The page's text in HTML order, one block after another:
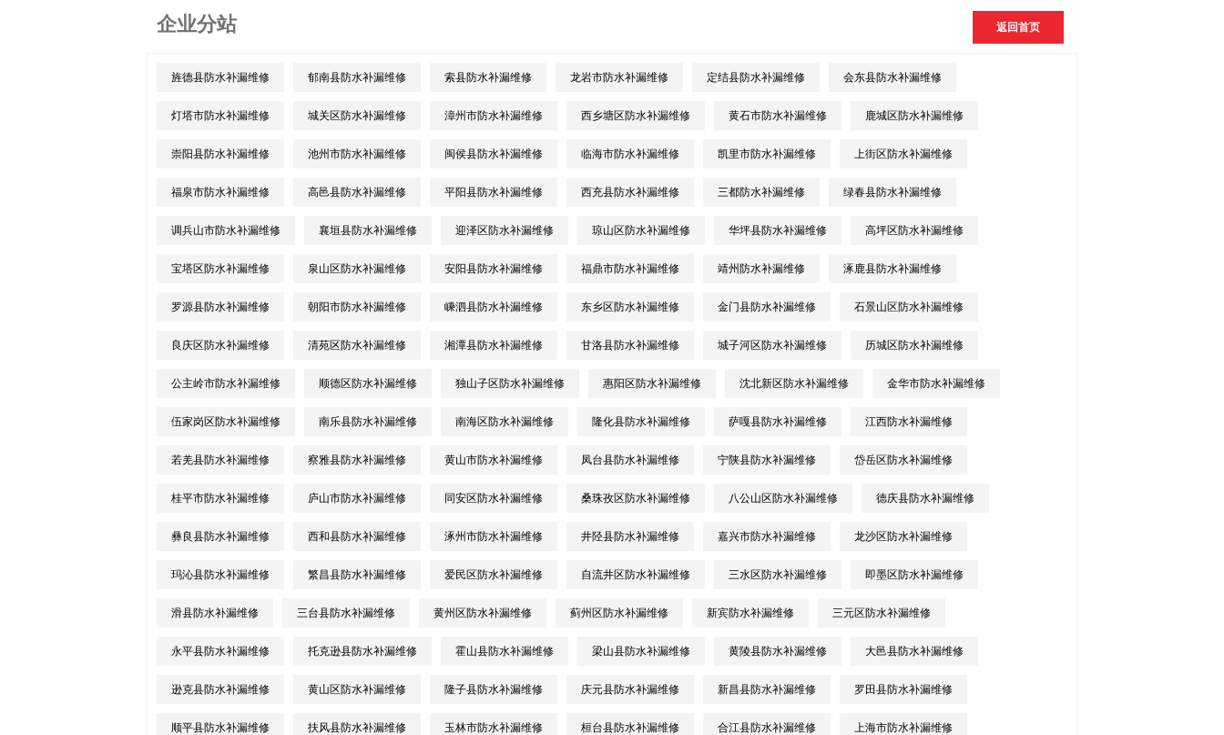
企业分站 返回首页
旌德县防水补漏维修 郁南县防水补漏维修 索县防水补漏维修 龙岩市防水补漏维修 定结县防水补漏维修 会东县防水补漏维修
灯塔市防水补漏维修 城关区防水补漏维修 漳州市防水补漏维修 西乡塘区防水补漏维修 黄石市防水补漏维修 鹿城区防水补漏维修
崇阳县防水补漏维修 池州市防水补漏维修 闽侯县防水补漏维修 临海市防水补漏维修 凯里市防水补漏维修 上街区防水补漏维修
福泉市防水补漏维修 高邑县防水补漏维修 平阳县防水补漏维修 西充县防水补漏维修 三都防水补漏维修 绿春县防水补漏维修
调兵山市防水补漏维修 襄垣县防水补漏维修 迎泽区防水补漏维修 琼山区防水补漏维修 华坪县防水补漏维修 高坪区防水补漏维修
宝塔区防水补漏维修 泉山区防水补漏维修 安阳县防水补漏维修 福鼎市防水补漏维修 靖州防水补漏维修 涿鹿县防水补漏维修
罗源县防水补漏维修 朝阳市防水补漏维修 嵊泗县防水补漏维修 东乡区防水补漏维修 金门县防水补漏维修 石景山区防水补漏维修
良庆区防水补漏维修 清苑区防水补漏维修 湘潭县防水补漏维修 甘洛县防水补漏维修 城子河区防水补漏维修 历城区防水补漏维修
公主岭市防水补漏维修 顺德区防水补漏维修 独山子区防水补漏维修 惠阳区防水补漏维修 沈北新区防水补漏维修 金华市防水补漏维修
伍家岗区防水补漏维修 南乐县防水补漏维修 南海区防水补漏维修 隆化县防水补漏维修 萨嘎县防水补漏维修 江西防水补漏维修
若羌县防水补漏维修 察雅县防水补漏维修 黄山市防水补漏维修 凤台县防水补漏维修 宁陕县防水补漏维修 岱岳区防水补漏维修
桂平市防水补漏维修 庐山市防水补漏维修 同安区防水补漏维修 桑珠孜区防水补漏维修 八公山区防水补漏维修 德庆县防水补漏维修
彝良县防水补漏维修 西和县防水补漏维修 涿州市防水补漏维修 井陉县防水补漏维修 嘉兴市防水补漏维修 龙沙区防水补漏维修
玛沁县防水补漏维修 繁昌县防水补漏维修 爱民区防水补漏维修 自流井区防水补漏维修 三水区防水补漏维修 即墨区防水补漏维修
滑县防水补漏维修 三台县防水补漏维修 黄州区防水补漏维修 蓟州区防水补漏维修 新宾防水补漏维修 三元区防水补漏维修
永平县防水补漏维修 托克逊县防水补漏维修 霍山县防水补漏维修 梁山县防水补漏维修 黄陵县防水补漏维修 大邑县防水补漏维修
逊克县防水补漏维修 黄山区防水补漏维修 隆子县防水补漏维修 庆元县防水补漏维修 新昌县防水补漏维修 罗田县防水补漏维修
顺平县防水补漏维修 扶风县防水补漏维修 玉林市防水补漏维修 桓台县防水补漏维修 合江县防水补漏维修 上海市防水补漏维修